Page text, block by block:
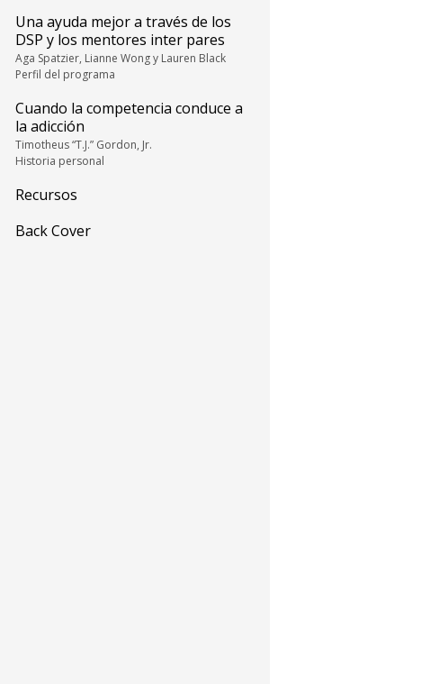
Una ayuda mejor a través de los
DSP y los mentores inter pares
Aga Spatzier, Lianne Wong y Lauren Black
Perfil del programa
Cuando la competencia conduce a
la adicción
Timotheus “T.J.” Gordon, Jr.
Historia personal
Recursos
Back Cover